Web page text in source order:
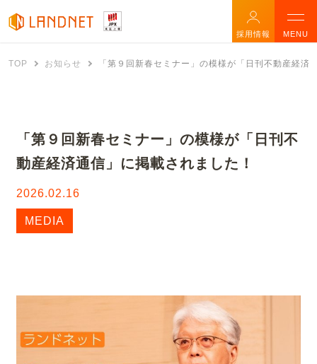
採用情報 MENU
TOP お知らせ 「第９回新春セミナー」の模様が「日刊不動産経済
「第９回新春セミナー」の模様が「日刊不
動産経済通信」に掲載されました！
2026.02.16
MEDIA